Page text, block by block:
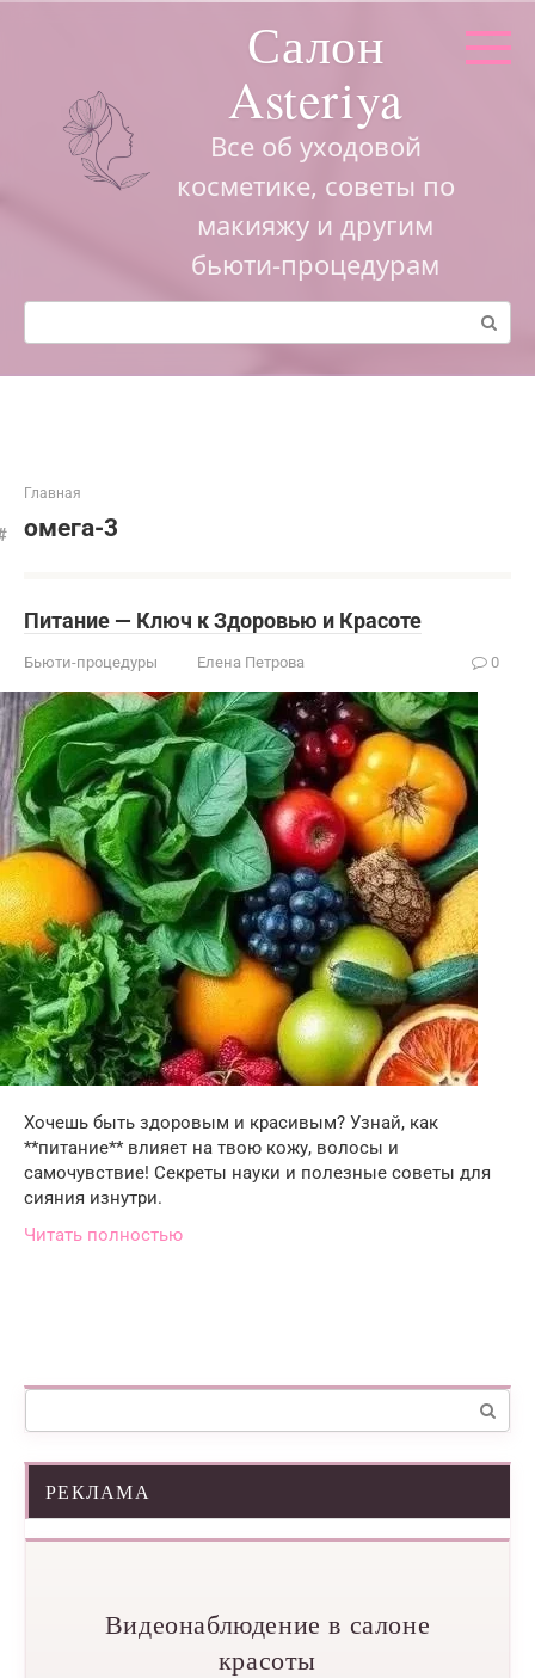
Салон
Asteriya
Все об уходовой
косметике, советы по
макияжу и другим
бьюти-процедурам
Поиск:
Главная
омега-3
Питание — Ключ к Здоровью и Красоте
Бьюти-процедуры Елена Петрова 0
Хочешь быть здоровым и красивым? Узнай, как
**питание** влияет на твою кожу, волосы и
самочувствие! Секреты науки и полезные советы для
сияния изнутри.
Читать полностью
Поиск:
РЕКЛАМА
Видеонаблюдение в салоне
красоты